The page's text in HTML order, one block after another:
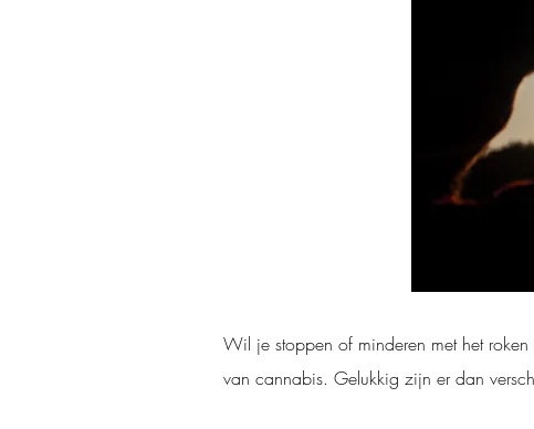
Wil je stoppen of minderen met het
van cannabis. Gelukkig zijn er dan